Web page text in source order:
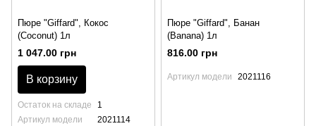
Пюре "Giffard", Кокос
(Coconut) 1л
1 047.00 грн
В корзину
Остаток на складе
1
Артикул модели
2021114
Пюре "Giffard", Банан
(Banana) 1л
816.00 грн
Артикул модели 2021116